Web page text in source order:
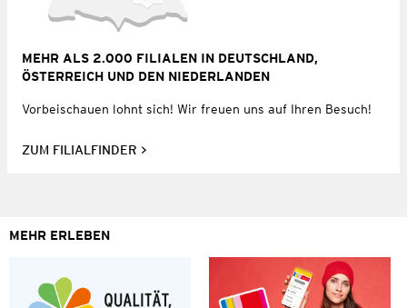
MEHR ALS 2.000 FILIALEN IN DEUTSCHLAND,
ÖSTERREICH UND DEN NIEDERLANDEN
Vorbeischauen lohnt sich! Wir freuen uns auf Ihren Besuch!
ZUM FILIALFINDER
MEHR ERLEBEN